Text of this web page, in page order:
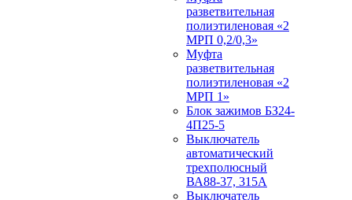
разветвительная
полиэтиленовая «2
МРП 0,2/0,3»
Муфта
разветвительная
полиэтиленовая «2
МРП 1»
Блок зажимов БЗ24-
4П25-5
Выключатель
автоматический
трехполюсный
ВА88-37, 315А
Выключатель